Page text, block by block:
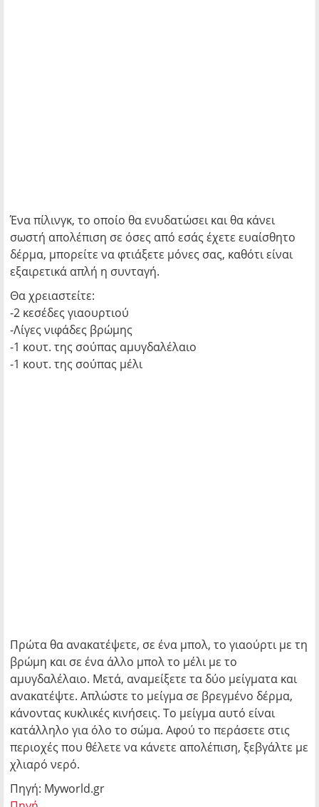
Ένα πίλινγκ, το οποίο θα ενυδατώσει και θα κάνει
σωστή απολέπιση σε όσες από εσάς έχετε ευαίσθητο
δέρμα, μπορείτε να φτιάξετε μόνες σας, καθότι είναι
εξαιρετικά απλή η συνταγή.
Θα χρειαστείτε:
-2 κεσέδες γιαουρτιού
-Λίγες νιφάδες βρώμης
-1 κουτ. της σούπας αμυγδαλέλαιο
-1 κουτ. της σούπας μέλι
Πρώτα θα ανακατέψετε, σε ένα μπολ, το γιαούρτι με τη
βρώμη και σε ένα άλλο μπολ το μέλι με το
αμυγδαλέλαιο. Μετά, αναμείξετε τα δύο μείγματα και
ανακατέψτε. Απλώστε το μείγμα σε βρεγμένο δέρμα,
κάνοντας κυκλικές κινήσεις. Το μείγμα αυτό είναι
κατάλληλο για όλο το σώμα. Αφού το περάσετε στις
περιοχές που θέλετε να κάνετε απολέπιση, ξεβγάλτε με
χλιαρό νερό.
Πηγή: Myworld.gr